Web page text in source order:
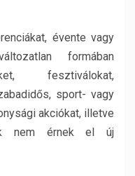
évente vagy
formában
fesztiválokat,
sport- vagy
akciókat, illetve
nem érnek el új